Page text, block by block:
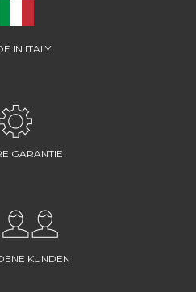
IN ITALY
GARANTIE
KUNDEN